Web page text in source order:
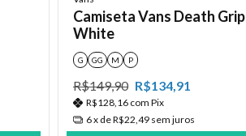
Camiseta Vans Death Grip
White
G GG M P
R$149,90 R$134,91
R$128,16 com Pix
6x deR$22,49 sem juros